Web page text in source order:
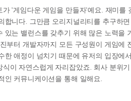
가 '게임다운 게임을 만들자'예요. 재미를
합니다. 그만큼 오리지널리티를 추구하면
있는 밸런스를 갖추기 위해 많은 노력을
부터 개발자까지 모든 구성원이 게임에
한 애정이 넘치기 때문에 유저의 입장에
식이 자연스럽게 자리잡았죠. 회사 분위기
인 커뮤니케이션을 통해 일해요.